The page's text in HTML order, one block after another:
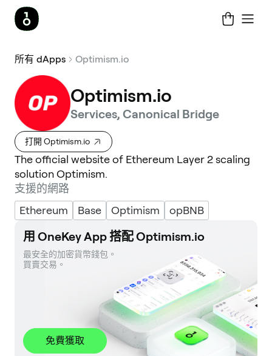
所有 dApps Optimism.io
Optimism.io
Services, Canonical Bridge
打開 Optimism.io
The official website of Ethereum Layer 2 scaling
solution Optimism.
支援的網路
Ethereum
Base Optimism opBNB
用 OneKey App 搭配 Optimism.io
最安全的加密貨幣錢包。
買賣交易。
免費獲取